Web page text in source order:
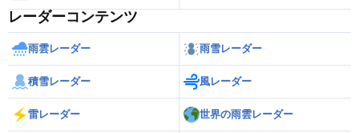
レーダーコンテンツ
雨雲レーダー 雨雪レーダー
積雪レーダー 風レーダー
雷レーダー 世界の雨雲レーダー